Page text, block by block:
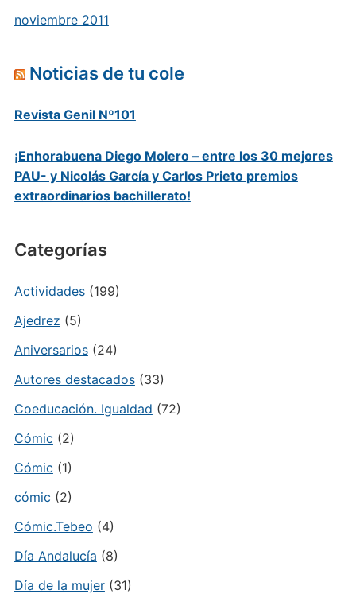
noviembre 2011
Noticias de tu cole
Revista Genil Nº101
¡Enhorabuena Diego Molero – entre los 30 mejores
PAU- y Nicolás García y Carlos Prieto premios
extraordinarios bachillerato!
Categorías
Actividades(199)
Ajedrez (5)
Aniversarios(24)
Autores destacados(33)
Coeducación. Igualdad (72)
Cómic (2)
Cómic (1)
cómic (2)
Cómic.Tebeo (4)
Día Andalucía (8)
Día de la mujer(31)